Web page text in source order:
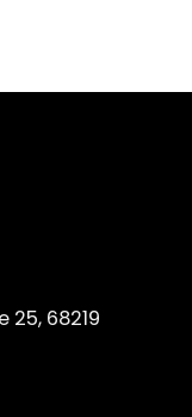
25, 68219